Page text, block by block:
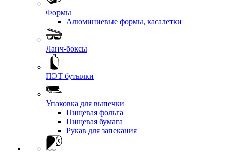
Формы
Алюминиевые формы, касалетки
Ланч-боксы
ПЭТ бутылки
Упаковка для выпечки
Пищевая фольга
Пищевая бумага
Рукав для запекания